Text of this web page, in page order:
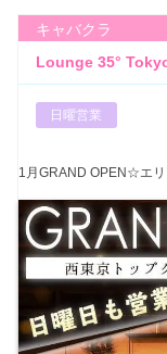
キャバクラ
Lounge 35°
日曜営業
1月GRAND OPEN☆エ